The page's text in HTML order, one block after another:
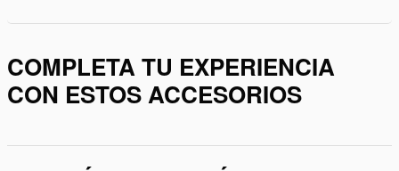
COMPLETA TU EXPERIENCIA
CON ESTOS ACCESORIOS